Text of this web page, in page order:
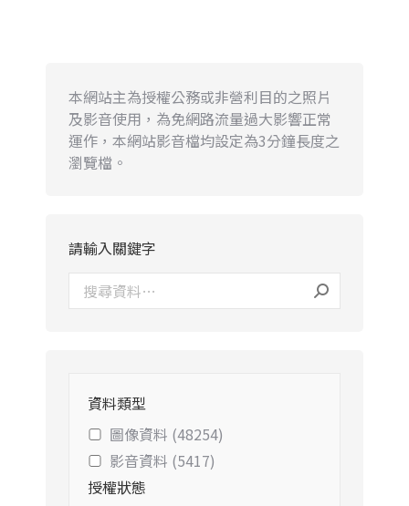
本網站主為授權公務或非營利目的之照片
及影音使用，為免網路流量過大影響正常
運作，本網站影音檔均設定為3分鐘長度之
瀏覽檔。
請輸入關鍵字
資料類型
圖像資料 (48254)
影音資料 (5417)
授權狀態